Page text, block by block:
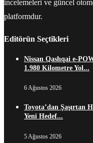
incelemeleri ve güncel
platformdur.
Editörün Seçtikleri
Nissan Qashqai e-
1.980 Kilometre Yol...
6 Ağustos 2026
Toyota’dan Şaşırtan
Yeni Hedef...
5 Ağustos 2026